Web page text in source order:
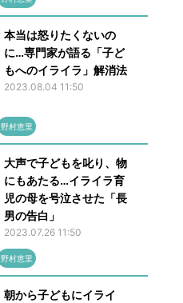
本当は怒りたくないの
に…専門家が語る「子ど
もへのイライラ」解消法
2023.08.04 11:50
野村恵里
大声で子どもを叱り、物
にもあたる…イライラ育
児の母を号泣させた「長
男の告白」
2023.07.26 11:50
野村恵里
朝から子どもにイライ